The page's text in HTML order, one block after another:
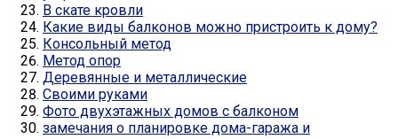
В скате кровли
Какие виды балконов можно пристроить к дому?
Консольный метод
Метод опор
Деревянные и металлические
Своими руками
Фото двухэтажных домов с балконом
замечания о планировке дома-гаража и